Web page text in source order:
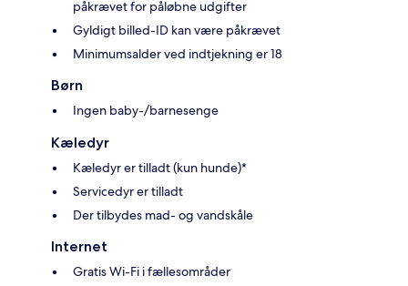
påkrævet for påløbne udgifter
Gyldigt billed-ID kan være påkrævet
Minimumsalder ved indtjekning er 18
Børn
Ingen baby-/barnesenge
Kæledyr
Kæledyr er tilladt (kun hunde)*
Servicedyr er tilladt
Der tilbydes mad- og vandskåle
Internet
Gratis Wi-Fi i fællesområder